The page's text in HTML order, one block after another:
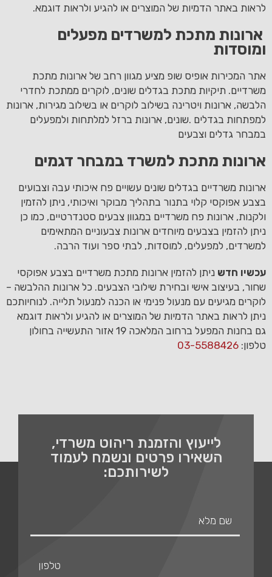
לראות באתר הדמיות של המוצרים או להגיע ולראות דוגמא.
ארונות מתכת למשרדים מפעלים
ומוסדות
אתר המכירות אופיס שופ מציע מגוון רחב של ארונות מתכת
משרדיים. תיקיות מתכת בגדלים שונים, לוקרים ממתכת לחדרי
הלבשה, ארונות ויטרינה בשילוב לוקרים או בשילוב מגירות, ארונות
למפתחות בגדלים .שונים, ארונות ברזל למלתחות ולמפעלים
במבחר גדלים וצבעים
ארונות מתכת למשרד במבחר דגמים
ארונות משרדיים בגדלים שונים עשויים פח איכותי עבה וצבועים
בצבע אפוקסי קלוי בתנור בתהליך מבוקר ואיכותי, ניתן להזמין
ולקנות, ארונות פח משרדיים במגוון צבעים סטנדרטיים, כמו כן
ניתן להזמין בצבעים מיוחדים ארונות צבעוניים המתאימים
למשרדים, למפעלים, למוסדות, לבתי ספר ועוד הרבה.
עכשיו חדש ניתן להזמין ארונות מתכת משרדיים בצבע אפוקסי
שחור, בעיצוב אישי ובחירת שילובי הצבעים. כל ארונות ההלבשה –
לוקרים מגיעים עם מנעול פנימי או הכנה למנעול תלייה. לנוחיותכם
ניתן לראות באתר הדמיות של המוצרים או להגיע ולראות דוגמא
גם בחנות המפעל ברחוב המלאכה 19 אזור התעשייה בחולון
טלפון: 03-5588426
לייעוץ והזמנת ריהוט משרדי,
השאירו פרטים ונשמח לעמוד
לשירותכם: